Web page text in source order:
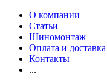
О компании
Статьи
Шиномонтаж
Оплата и доставка
Контакты
...